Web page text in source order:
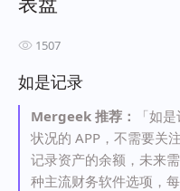
1507
如是记录
Mergeek 推荐：
「如
状况的 APP，不需要关
记录资产的余额，未来
种主流财务软件选项，